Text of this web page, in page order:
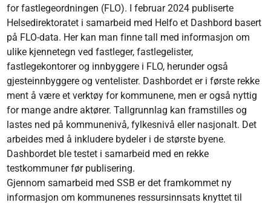
for fastlegeordningen (FLO). I februar 2024 publiserte
Helsedirektoratet i samarbeid med Helfo et Dashbord basert
på FLO-data. Her kan man finne tall med informasjon om
ulike kjennetegn ved fastleger, fastlegelister,
fastlegekontorer og innbyggere i FLO, herunder også
gjesteinnbyggere og ventelister. Dashbordet er i første rekke
ment å være et verktøy for kommunene, men er også nyttig
for mange andre aktører. Tallgrunnlag kan framstilles og
lastes ned på kommunenivå, fylkesnivå eller nasjonalt. Det
arbeides med å inkludere bydeler i de største byene.
Dashbordet ble testet i samarbeid med en rekke
testkommuner før publisering.
Gjennom samarbeid med SSB er det framkommet ny
informasjon om kommunenes ressursinnsats knyttet til